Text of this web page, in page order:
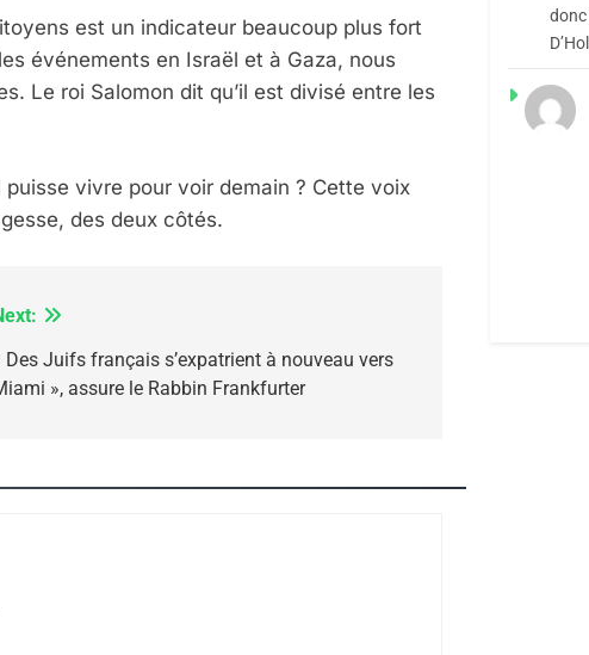
est un indicateur beaucoup plus fort
événements en Israël et à Gaza, nous
Le roi Salomon dit qu’il est divisé entre les
puisse vivre pour voir demain ? Cette voix
des deux côtés.
Des Juifs français s’expatrient à nouveau vers
», assure le Rabbin Frankfurter
donc
JE REVENDIQUE MA JUDAÏTE Par Thérèse
Hadida